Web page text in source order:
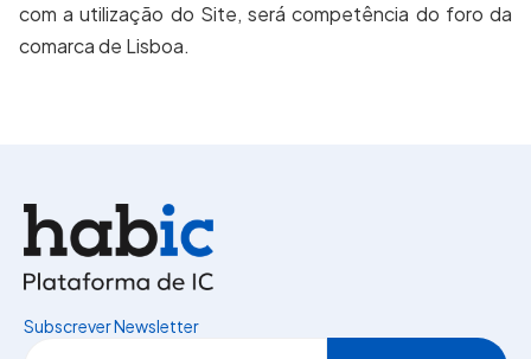
com a utilização do Site, será competência do foro da
comarca de Lisboa.
Subscrever Newsletter